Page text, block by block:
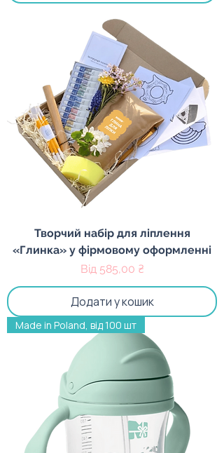
Творчий набір для ліплення
«Глинка» у фірмовому оформленні
Від 585,00 ₴
За розпродажем
Додати у кошик
Made in Poland, від 100 шт